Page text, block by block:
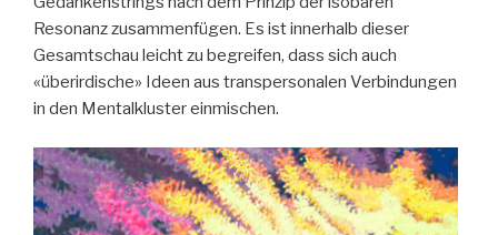
Resonanz zusammenfügen. Es ist innerhalb dieser
Gesamtschau leicht zu begreifen, dass sich auch
«überirdische» Ideen aus transpersonalen Verbindungen
in den Mentalkluster einmischen.